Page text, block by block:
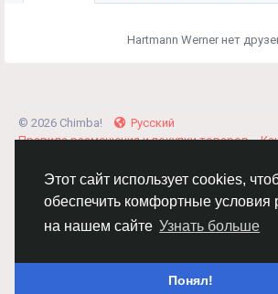
Этот сайт использует cookies,
обеспечить комфортные условия
на нашем сайте Узнать больше
Понял!
Hartmann Werner нет
© 2026 Chimba!
Русский
Правила размещения и покупки товаров
Политика Конфиденциальности